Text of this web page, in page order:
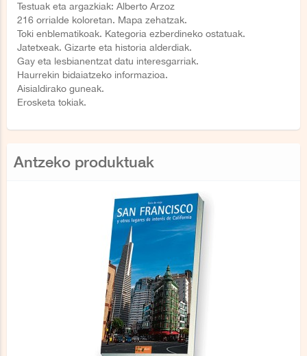
Testuak eta argazkiak: Alberto Arzoz
216 orrialde koloretan. Mapa zehatzak.
Toki enblematikoak. Kategoria ezberdineko ostatuak.
Jatetxeak. Gizarte eta historia alderdiak.
Gay eta lesbianentzat datu interesgarriak.
Haurrekin bidaiatzeko informazioa.
Aisialdirako guneak.
Erosketa tokiak.
Antzeko produktuak